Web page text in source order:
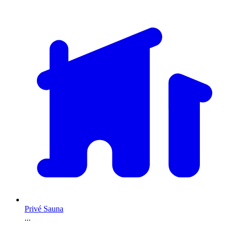
Privé Sauna
...